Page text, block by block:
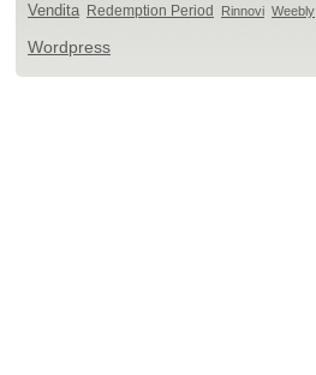
Vendita Redemption Period Rinnovi Weebly
Wordpress